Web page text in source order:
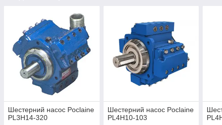
Шестерний насос Poclaine
PL3H14-320
Шестерний насос Poclaine
PL4H10-103